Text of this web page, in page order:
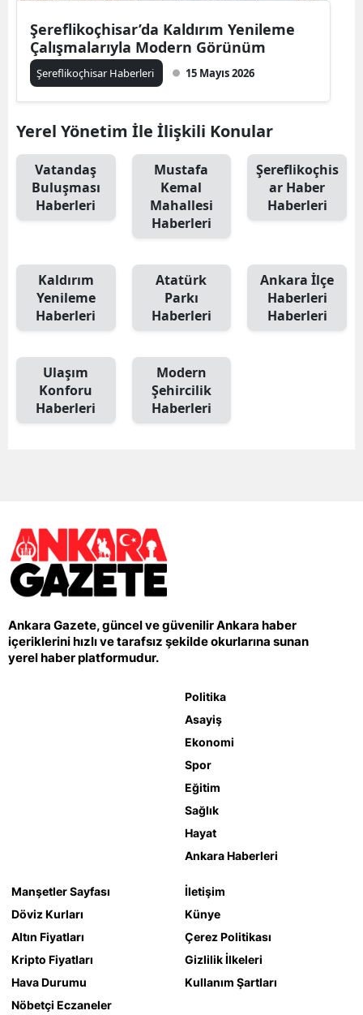
Şereflikoçhisar’da Kaldırım Yenileme
Çalışmalarıyla Modern Görünüm
Şereflikoçhisar Haberleri 15 Mayıs 2026
Yerel Yönetim İle İlişkili Konular
Vatandaş
Buluşması
Haberleri
Mustafa
Kemal
Mahallesi
Haberleri
Şereflikoçhis
ar Haber
Haberleri
Kaldırım
Yenileme
Haberleri
Atatürk
Parkı
Haberleri
Ankara İlçe
Haberleri
Haberleri
Ulaşım
Konforu
Haberleri
Modern
Şehircilik
Haberleri
Ankara Gazete, güncel ve güvenilir Ankara haber
içeriklerini hızlı ve tarafsız şekilde okurlarına sunan
yerel haber platformudur.
Politika
Asayiş
Ekonomi
Spor
Eğitim
Sağlık
Hayat
Ankara Haberleri
Manşetler Sayfası
Döviz Kurları
Altın Fiyatları
Kripto Fiyatları
Hava Durumu
Nöbetçi Eczaneler
İletişim
Künye
Çerez Politikası
Gizlilik İlkeleri
Kullanım Şartları